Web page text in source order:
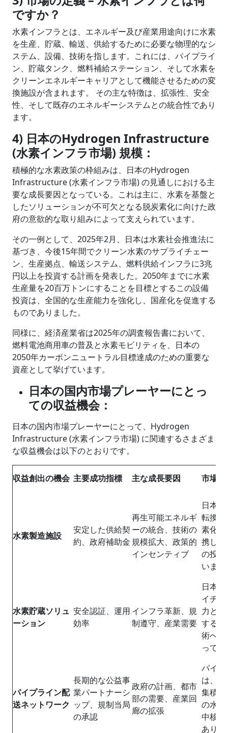
ですか？
水素インフラとは、エネルギー及び産業用途向けに水素
を生産、貯蔵、輸送、供給するために必要な物理的なシ
ステム、設備、技術を指します。これには、パイプライ
ン、貯蔵タンク、燃料補給ステーション、そして水素を
クリーンエネルギーキャリアとして機能させるための変
換施設が含まれます。 その主な特徴は、拡張性、安全
性、そして既存のエネルギーシステムとの統合性であり
ます。
4) 日本のHydrogen Infrastructure
(水素インフラ市場) 規模：
積極的な水素政策の枠組みは、日本のHydrogen
Infrastructure (水素インフラ市場) の見通しにおける主
要な成長要因となっている。これは主に、水素を基盤と
したソリューションが不可欠となる脱炭素化に向けた政
府の意欲的な取り組みによって支えられています。
その一例として、2025年2月、日本は水素社会推進法に
基づき、今後15年間でクリーン水素のサプライチェー
ン、生産拠点、輸送システム、燃料供給インフラに3兆
円以上を投資する計画を発表した。2050年までに水素
生産量を20百万トンにすることを目標とするこの設備
投資は、全国的な生産能力を強化し、国産化を促進する
ものでありました。
同様に、経済産業省は2025年の調査報告書において、
燃料電池商用車の普及と水素モビリティを、日本の
2050年カーボンニュートラル目標達成のための重要な
資産として挙げています。
日本の国内市場プレーヤーにとっ
ての収益機会：
日本の国内市場プレーヤーにとって、Hydrogen
Infrastructure (水素インフラ市場) に関連するさまざま
な収益機会は以下のとおりです。
収益創出の機会 主要成功指標 主な成長要因 市場
水素製造施設
安定した供給契
約、政府補助金
再生可能エネルギ
ーの統合、技術の
規模拡大、政策的
インセンティブ
日本
転換
素化
携し
の投
いま
水素貯蔵ソリュ
ーション
安全認証、運用
効率
インフラ革新、規
制遵守、産業需要
日本
イチ
力と
する
術へ
って
パイプライン配
送ネットワーク
長期的な公益事
業パートナーシ
ップ、規制当局
の承認
政府の計画、都市
部の需要、産業回
廊の拡張
パイ
は、
集積
の水
中核
あり